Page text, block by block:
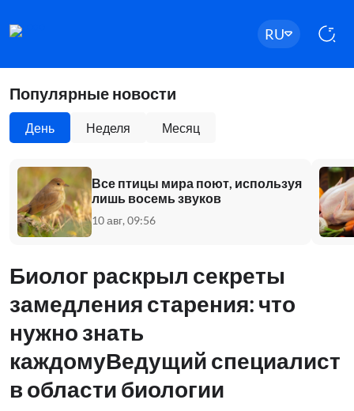
RU
Популярные новости
День Неделя Месяц
Все птицы мира поют, используя
лишь восемь звуков
10 авг, 09:56
Биолог раскрыл секреты
замедления старения: что
нужно знать
каждомуВедущий специалист
в области биологии